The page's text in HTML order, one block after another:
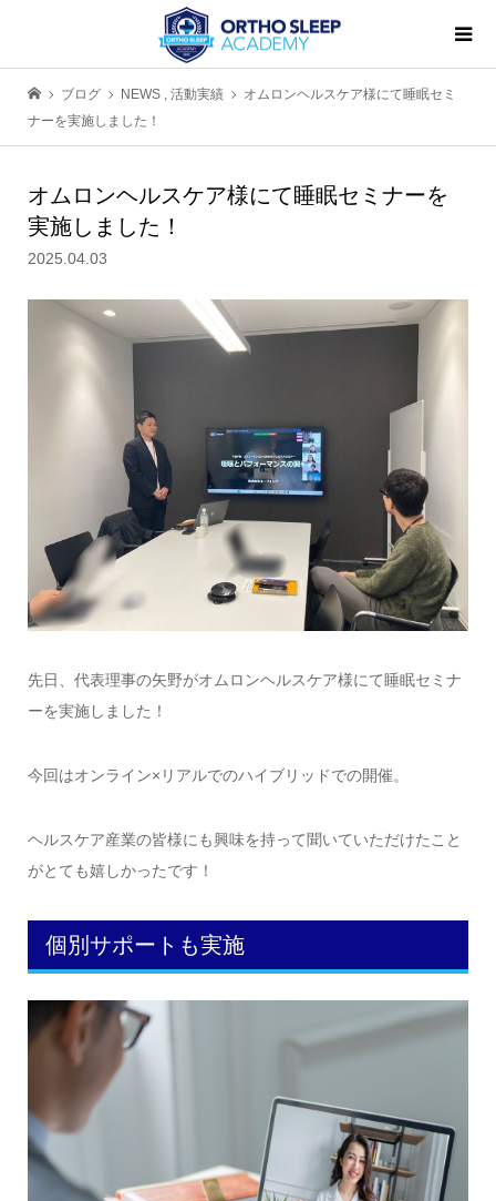
ブログ NEWS , 活動実績
オムロンヘルスケア様にて睡眠セミ
ナーを実施しました！
オムロンヘルスケア様にて睡眠セミナーを
実施しました！
2025.04.03
先日、代表理事の矢野がオムロンヘルスケア様にて睡眠セミナ
ーを実施しました！
今回はオンライン×リアルでのハイブリッドでの開催。
ヘルスケア産業の皆様にも興味を持って聞いていただけたこと
がとても嬉しかったです！
個別サポートも実施